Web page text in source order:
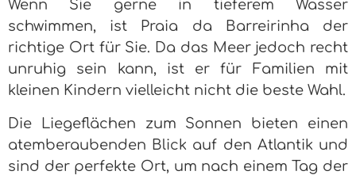
Wenn Sie gerne in tieferem Wasser
schwimmen, ist Praia da Barreirinha der
richtige Ort für Sie. Da das Meer jedoch recht
unruhig sein kann, ist er für Familien mit
kleinen Kindern vielleicht nicht die beste Wahl.
Die Liegeflächen zum Sonnen bieten einen
atemberaubenden Blick auf den Atlantik und
sind der perfekte Ort, um nach einem Tag der